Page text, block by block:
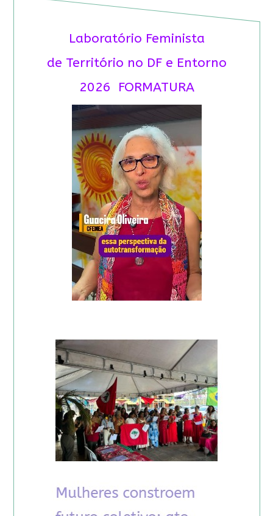
Laboratório Feminista
de Território no DF e Entorno
2026 FORMATURA